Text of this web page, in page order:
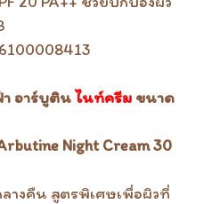
า อาร์บูตินไนท์ครีม ขนาด
Night Cream 30
างคืน สูตรพิเศษเพื่อผิวที่